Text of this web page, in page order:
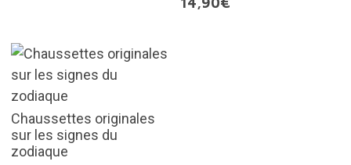
Chaussettes originales
sur les signes du
zodiaque